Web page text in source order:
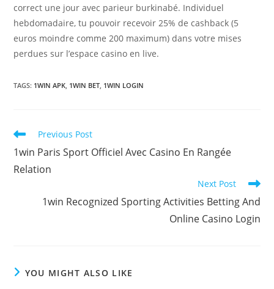
correct une jour avec parieur burkinabé. Individuel
hebdomadaire, tu pouvoir recevoir 25% de cashback (5
euros moindre comme 200 maximum) dans votre mises
perdues sur l’espace casino en live.
TAGS: 1WIN APK, 1WIN BET, 1WIN LOGIN
Read
articles
Previous Post
1win Paris Sport Officiel Avec Casino En Rangée
Relation
Next Post
1win Recognized Sporting Activities Betting And
Online Casino Login
YOU MIGHT ALSO LIKE